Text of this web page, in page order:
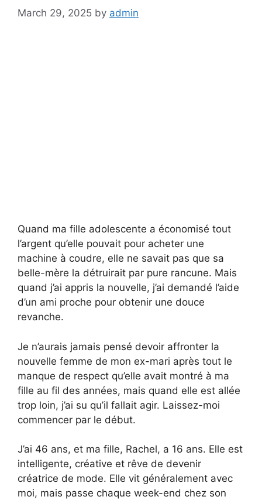
March 29, 2025 by admin
Quand ma fille adolescente a économisé tout
l’argent qu’elle pouvait pour acheter une
machine à coudre, elle ne savait pas que sa
belle-mère la détruirait par pure rancune. Mais
quand j’ai appris la nouvelle, j’ai demandé l’aide
d’un ami proche pour obtenir une douce
revanche.
Je n’aurais jamais pensé devoir affronter la
nouvelle femme de mon ex-mari après tout le
manque de respect qu’elle avait montré à ma
fille au fil des années, mais quand elle est allée
trop loin, j’ai su qu’il fallait agir. Laissez-moi
commencer par le début.
J’ai 46 ans, et ma fille, Rachel, a 16 ans. Elle est
intelligente, créative et rêve de devenir
créatrice de mode. Elle vit généralement avec
moi, mais passe chaque week-end chez son